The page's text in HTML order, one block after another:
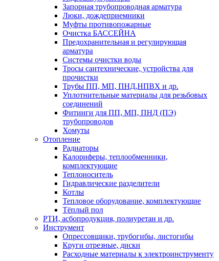
Запорная трубопроводная арматура
Люки, дождеприемники
Муфты противопожарные
Очистка БАССЕЙНА
Предохранительная и регулирующая
арматура
Системы очистки воды
Тросы сантехнические, устройства для
прочистки
Трубы ПП, МП, ПНД,НПВХ и др.
Уплотнительные материалы для резьбовых
соединений
Фитинги для ПП, МП, ПНД (ПЭ)
трубопроводов
Хомуты
Отопление
Радиаторы
Калориферы, теплообменники,
комплектующие
Теплоноситель
Гидравлические разделители
Котлы
Тепловое оборудование, комплектующие
Тёплый пол
РТИ, асбопродукция, полиуретан и др.
Инструмент
Опрессовщики, трубогибы, листогибы
Круги отрезные, диски
Расходные материалы к электроинструменту